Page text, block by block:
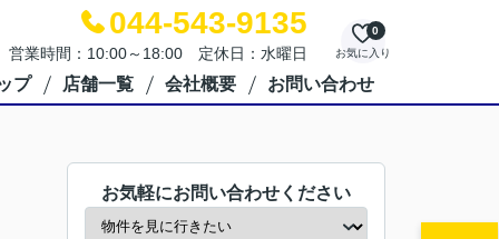
044-543-9135
営業時間：10:00～18:00 定休日：水曜日 お気に入り
0
プ 店舗一覧 会社概要 お問い合わせ
お気軽にお問い合わせください